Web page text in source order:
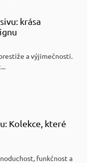
krása
a výjimečnosti.
Kolekce, které
funkčnost a